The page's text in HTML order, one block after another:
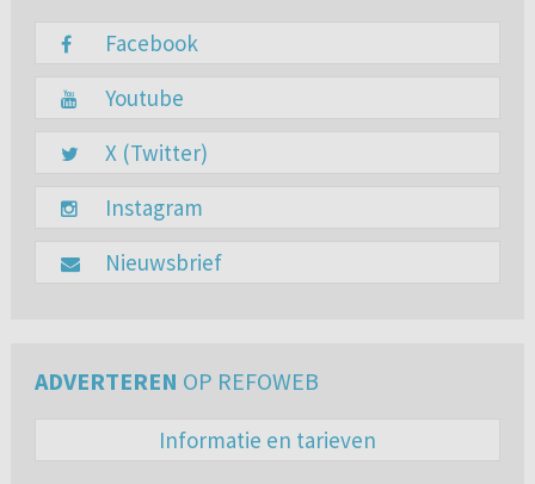
Facebook
Youtube
X (Twitter)
Instagram
Nieuwsbrief
ADVERTEREN OP REFOWEB
Informatie en tarieven